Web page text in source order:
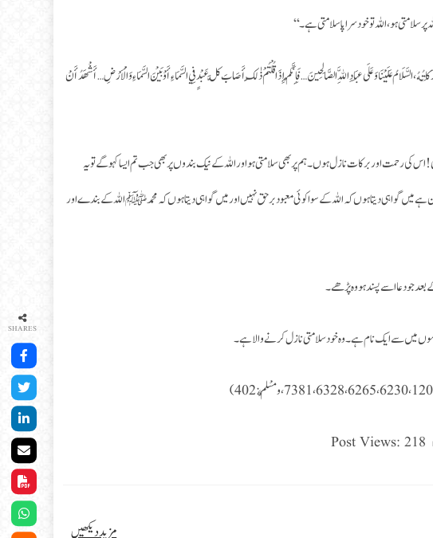
پر سلامتی ہو، اللہ تو خود سرا پا سلامتی ہے۔‘‘
السَّلَامُ عَلَيْنَا وَعَلَى عِبَادِ اللَّهِ الصَّالِحِينَ … فَإِنَّكُمْ إِذَا قُلْتُمْ ذٰلِكَ أَصَابَ كُلَّ عَبْدٍ فِي السَّمَاءِ أَوْ بَيْنَ السَّمَاءِ وَالْأَرْضِ … أَشْهَدُ أَنْ
کی رحمت اور برکات نازل ہوں۔ ہم پر بھی سلامتی ہو اور اللہ کے نیک بندوں پر بھی جب تم ایسا کہو گے تو یہ
میں گواہی دیتا ہوں کہ اللہ کے سوا کوئی معبود برحق نہیں اور میں گواہی دیتا ہوں کہ محمد ﷺ اللہ کے بندے اور
جو دعا اسے پسند ہو وہ پڑھے۔
ناموں میں سے ایک نام ہے۔ وہ خود سلامتی نازل کرنے والا ہے۔
Post Views: 218
مزید دیکھیں
SHARES